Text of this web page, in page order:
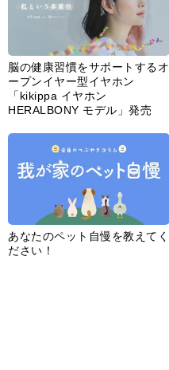
脳の健康習慣をサポートするオ
ープンイヤー型イヤホン
「kikippa イヤホン
HERALBONY モデル」発売
あなたのペット自慢を教えてく
ださい！